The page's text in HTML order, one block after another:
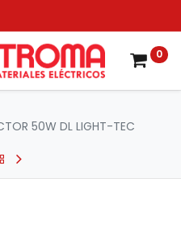
0
50W DL LIGHT-TEC